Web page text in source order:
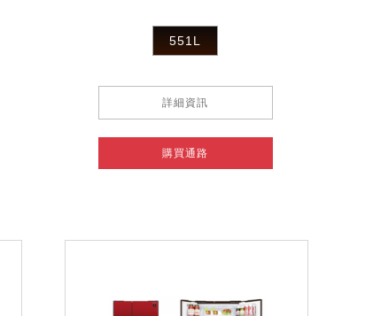
551L
詳細資訊
購買通路